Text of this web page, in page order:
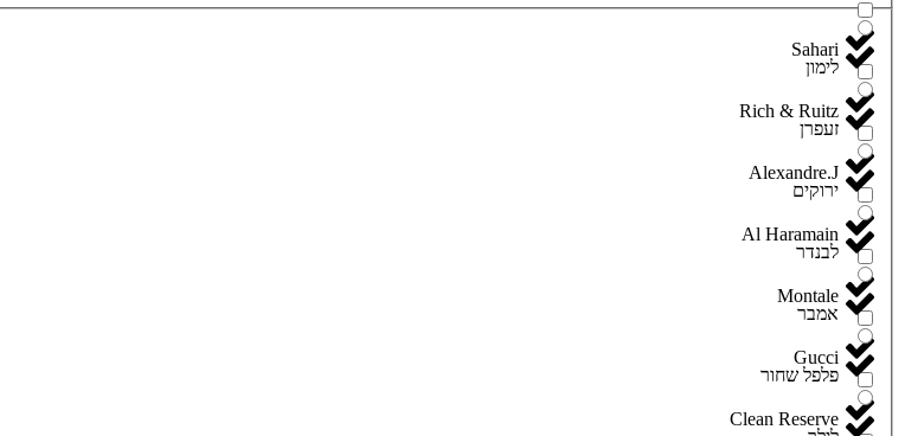
Sahari
Rich & Ruitz
Alexandre.J
Al Haramain
Montale
Gucci
Clean Reserve
לימון
זעפרן
ירוקים
לבנדר
אמבר
פלפל שחור